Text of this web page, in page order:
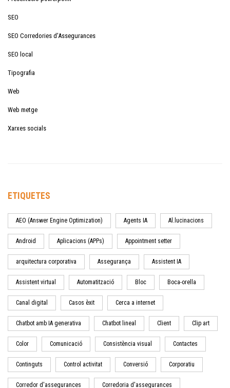
SEO
SEO Corredories d'Assegurances
SEO local
Tipografia
Web
Web metge
Xarxes socials
ETIQUETES
AEO (Answer Engine Optimization) Agents IA Al.lucinacions
Android Aplicacions (APPs) Appointment setter
arquitectura corporativa Assegurança Assistent IA
Assistent virtual Automatització Bloc Boca-orella
Canal digital Casos èxit Cerca a internet
Chatbot amb IA generativa Chatbot lineal Client Clip art
Color Comunicació Consistència visual Contactes
Continguts Control activitat Conversió Corporatiu
Corredor d'assegurances Corredoria d'assegurances